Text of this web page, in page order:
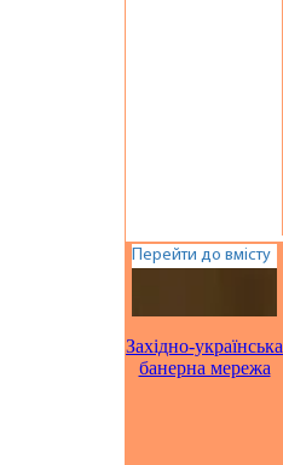
Західно-українська
банерна мережа